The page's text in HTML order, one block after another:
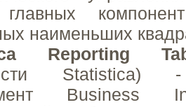
наименьших
Reporting
Statistica)
Business